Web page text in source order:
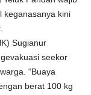
keganasanya kini
Sugianur
seekor
“Buaya
berat 100 kg